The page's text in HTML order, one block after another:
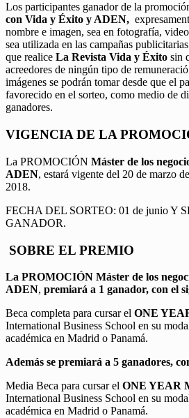
Los participantes ganador de la
con Vida y Éxito y ADEN,
nombre e imagen, sea en fotografía,
sea utilizada en las campañas
que realice La Revista Vida y Éxito sin
acreedores de ningún tipo de
imágenes se podrán tomar desde que el
favorecido en el sorteo, como medio de
ganadores.
VIGENCIA DE LA
La PROMOCIÓN Máster de los
ADEN, estará vigente del 20 de marzo
2018.
FECHA DEL SORTEO: 01 de junio Y
GANADOR.
SOBRE EL PREMIO
La PROMOCIÓN Máster de los
ADEN, premiará a 1 ganador, con el
Beca completa para cursar el ONE
International Business School en su
académica en Madrid o Panamá.
Además se premiará a 5 ganadores,
Media Beca para cursar el ONE YEAR
International Business School en su
académica en Madrid o Panamá.